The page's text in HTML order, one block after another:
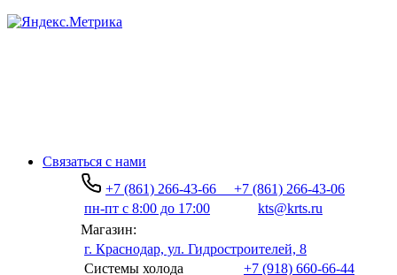
Связаться с нами
+7 (861) 266-43-66
+7 (861) 266-43-06
пн-пт с 8:00 до 17:00
kts@krts.ru
Магазин:
г. Краснодар, ул. Гидростроителей, 8
Системы холода
+7 (918) 660-66-44